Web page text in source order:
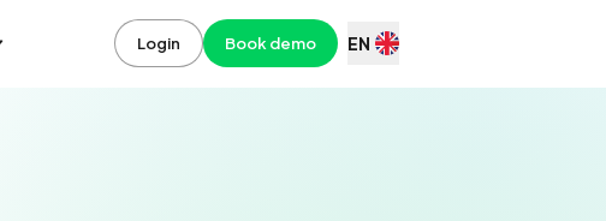
Login Book demo EN